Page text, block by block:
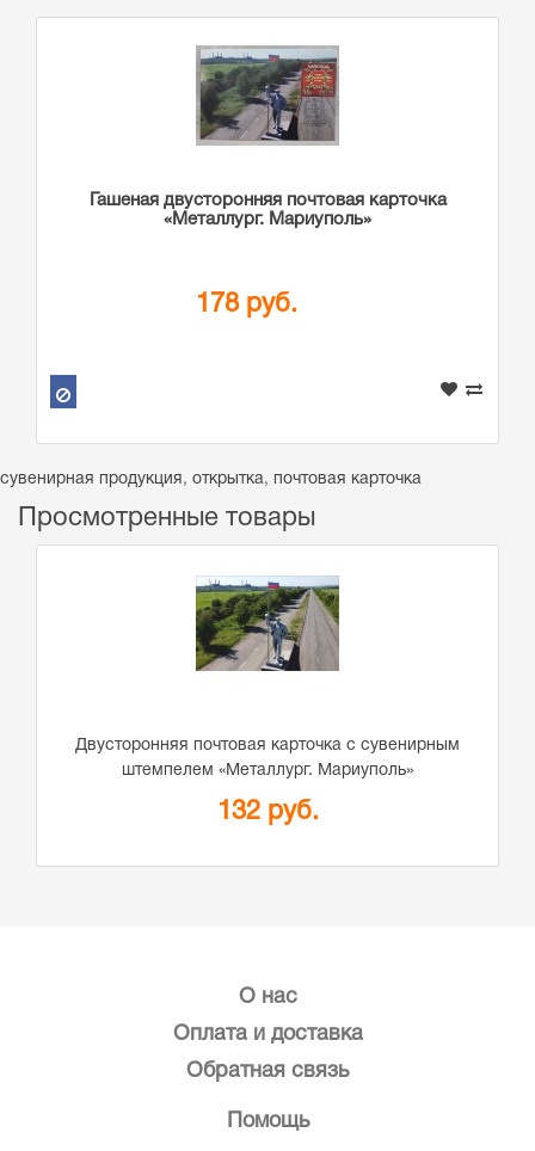
Гашеная двусторонняя почтовая карточка
«Металлург. Мариуполь»
178 руб.
сувенирная продукция , открытка, почтовая карточка
Просмотренные товары
Двусторонняя почтовая карточка с сувенирным
штемпелем «Металлург. Мариуполь»
132 руб.
О нас
Оплата и доставка
Обратная связь
Помощь